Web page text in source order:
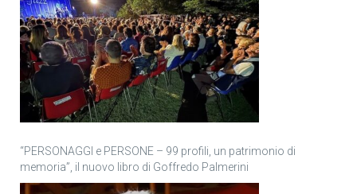
“PERSONAGGI e PERSONE – 99 profili, un patrimonio di
memoria”, il nuovo libro di Goffredo Palmerini